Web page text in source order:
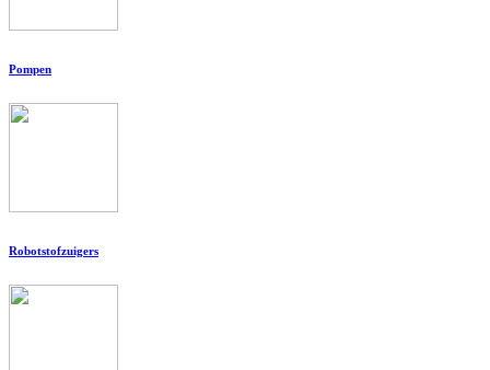
Pompen
Robotstofzuigers